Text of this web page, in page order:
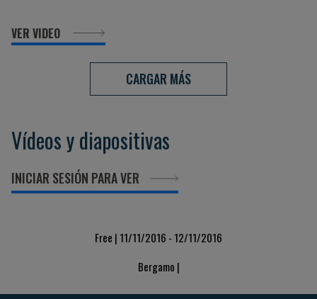
VER VIDEO
CARGAR MÁS
Vídeos y diapositivas
INICIAR SESIÓN PARA VER
Free | 11/11/2016 - 12/11/2016
Bergamo |